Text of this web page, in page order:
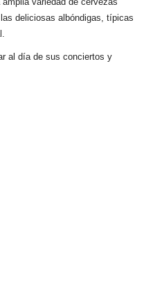
deliciosas albóndigas, típicas
al día de sus conciertos y